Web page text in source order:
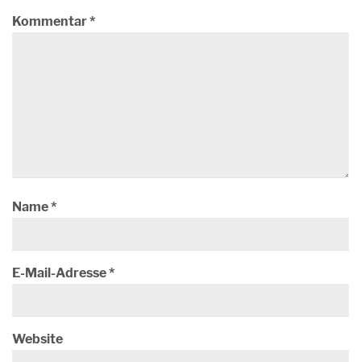
Kommentar*
Name*
E-Mail-Adresse*
Website